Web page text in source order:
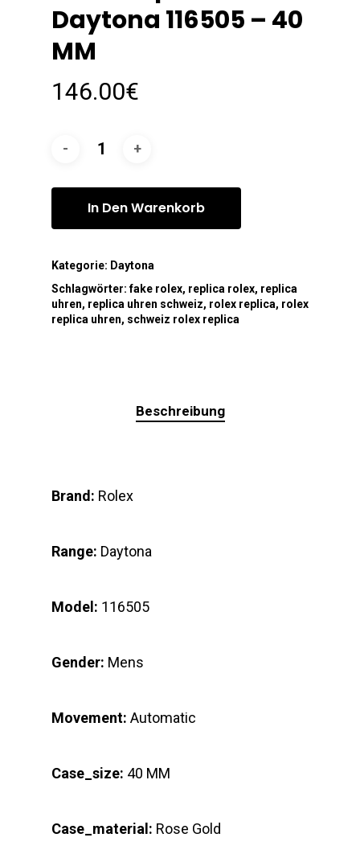
Daytona 116505 – 40
MM
146.00€
In Den Warenkorb
Kategorie: Daytona
Schlagwörter:fake rolex, replica rolex, replica
uhren, replica uhren schweiz, rolex replica, rolex
replica uhren, schweiz rolex replica
Beschreibung
Brand: Rolex
Range: Daytona
Model: 116505
Gender: Mens
Movement: Automatic
Case_size: 40 MM
Case_material: Rose Gold